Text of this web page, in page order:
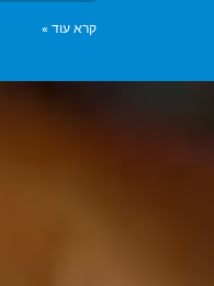
קרא עוד »